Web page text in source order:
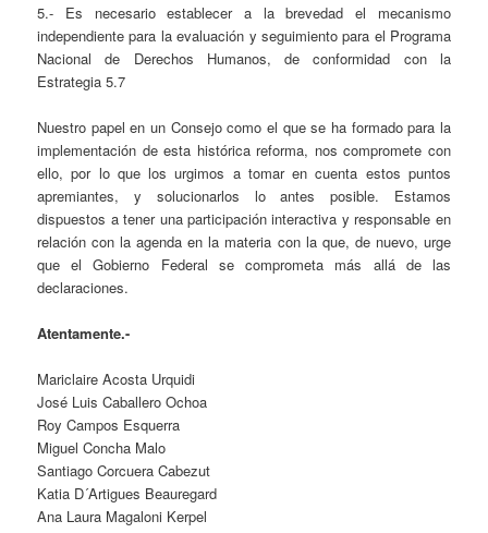
5.- Es necesario establecer a la brevedad el mecanismo
independiente para la evaluación y seguimiento para el Programa
Nacional de Derechos Humanos, de conformidad con la
Estrategia 5.7
Nuestro papel en un Consejo como el que se ha formado para la
implementación de esta histórica reforma, nos compromete con
ello, por lo que los urgimos a tomar en cuenta estos puntos
apremiantes, y solucionarlos lo antes posible. Estamos
dispuestos a tener una participación interactiva y responsable en
relación con la agenda en la materia con la que, de nuevo, urge
que el Gobierno Federal se comprometa más allá de las
declaraciones.
Atentamente.-
Mariclaire Acosta Urquidi
José Luis Caballero Ochoa
Roy Campos Esquerra
Miguel Concha Malo
Santiago Corcuera Cabezut
Katia D´Artigues Beauregard
Ana Laura Magaloni Kerpel